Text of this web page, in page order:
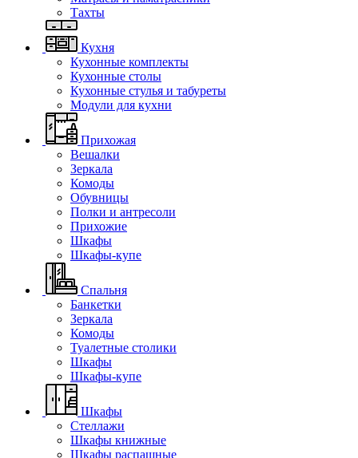
Тахты
Кухня
Кухонные комплекты
Кухонные столы
Кухонные стулья и табуреты
Модули для кухни
Прихожая
Вешалки
Зеркала
Комоды
Обувницы
Полки и антресоли
Прихожие
Шкафы
Шкафы-купе
Спальня
Банкетки
Зеркала
Комоды
Туалетные столики
Шкафы
Шкафы-купе
Шкафы
Стеллажи
Шкафы книжные
Шкафы распашные